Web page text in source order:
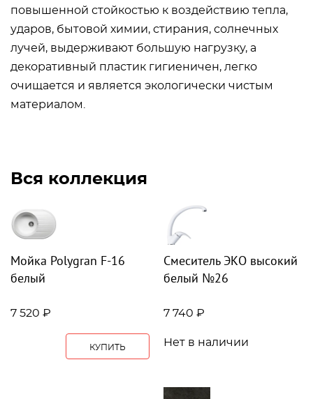
повышенной стойкостью к воздействию тепла,
ударов, бытовой химии, стирания, солнечных
лучей, выдерживают большую нагрузку, а
декоративный пластик гигиеничен, легко
очищается и является экологически чистым
материалом.
Вся коллекция
Мойка Polygran F-16
белый
7 520 ₽
КУПИТЬ
Смеситель ЭКО высокий
белый №26
7 740 ₽
Нет в наличии